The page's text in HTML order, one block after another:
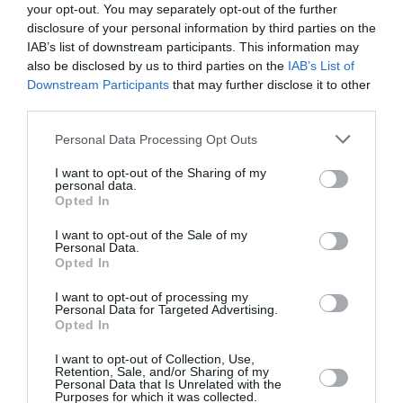
your opt-out. You may separately opt-out of the further
disclosure of your personal information by third parties on the
IAB’s list of downstream participants. This information may
also be disclosed by us to third parties on the IAB’s List of
Downstream Participants that may further disclose it to other
Personal Data Processing Opt Outs
I want to opt-out of the Sharing of my
personal data.
Opted In
I want to opt-out of the Sale of my
Personal Data.
Opted In
I want to opt-out of processing my
Personal Data for Targeted Advertising.
Opted In
I want to opt-out of Collection, Use,
Retention, Sale, and/or Sharing of my
Personal Data that Is Unrelated with the
Purposes for which it was collected.
φον Τρίερ στον
κινηματογράφο
Δαναός
03/11/2024
An Unfinished
Journey: Το
ντοκιμαντέρ των
Amie Williams
και Aeyliya
κινηματογράφο
«Δαναός»
ΑΠΟ: 12/09/2024 ΕΩΣ:
Μικρά πράγματα
βραβευμένη
ταινία του Χάρη